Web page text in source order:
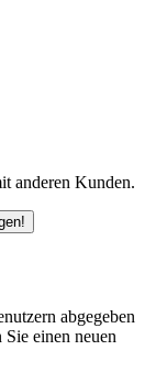
anderen Kunden.
abgegeben
einen neuen